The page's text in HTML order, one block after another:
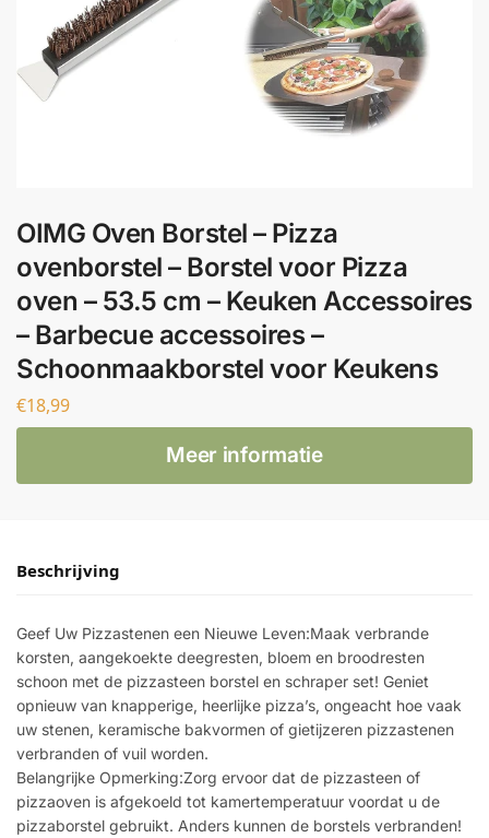
OIMG Oven Borstel – Pizza
ovenborstel – Borstel voor Pizza
oven – 53.5 cm – Keuken Accessoires
– Barbecue accessoires –
Schoonmaakborstel voor Keukens
€18,99
Meer informatie
Beschrijving
Geef Uw Pizzastenen een Nieuwe Leven:Maak verbrande
korsten, aangekoekte deegresten, bloem en broodresten
schoon met de pizzasteen borstel en schraper set! Geniet
opnieuw van knapperige, heerlijke pizza’s, ongeacht hoe vaak
uw stenen, keramische bakvormen of gietijzeren pizzastenen
verbranden of vuil worden.
Belangrijke Opmerking:Zorg ervoor dat de pizzasteen of
pizzaoven is afgekoeld tot kamertemperatuur voordat u de
pizzaborstel gebruikt. Anders kunnen de borstels verbranden!